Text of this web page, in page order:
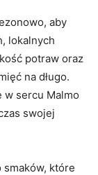
aby
lokalnych
potraw oraz
na ‌długo.
w sercu Malmo
swojej⁣
które